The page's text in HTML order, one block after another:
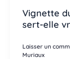
Vignette
sert-elle
Laisser un
Muriaux